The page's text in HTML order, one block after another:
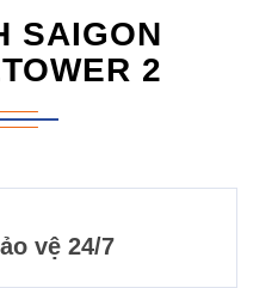
SAIGON
2
vệ 24/7